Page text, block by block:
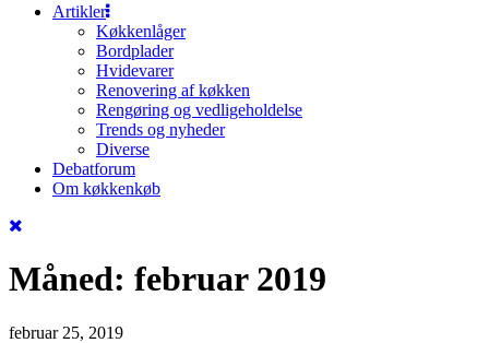
Artikler
Køkkenlåger
Bordplader
Hvidevarer
Renovering af køkken
Rengøring og vedligeholdelse
Trends og nyheder
Diverse
Debatforum
Om køkkenkøb
Måned: februar 2019
februar 25, 2019